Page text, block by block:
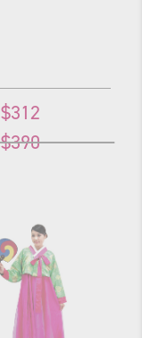
$312
$390